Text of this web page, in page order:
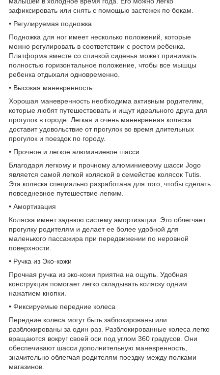
зафиксировать или снять с помощью застежек по бокам.
• Регулируемая подножка
Подножка для ног имеет несколько положений, которые
можно регулировать в соответствии с ростом ребенка.
Платформа вместе со спинкой сиденья может принимать
полностью горизонтальное положение, чтобы все мышцы
ребенка отдыхали одновременно.
• Высокая маневренность
Хорошая маневренность необходима активным родителям,
которые любят путешествовать и ищут идеального друга для
прогулок в городе. Легкая и очень маневренная коляска
доставит удовольствие от прогулок во время длительных
прогулок и поездок по городу.
• Прочное и легкое алюминиевое шасси
Благодаря легкому и прочному алюминиевому шасси Jogo
является самой легкой коляской в семействе колясок Tutis.
Эта коляска специально разработана для того, чтобы сделать
повседневное путешествие легким.
• Амортизация
Коляска имеет заднюю систему амортизации. Это облегчает
прогулку родителям и делает ее более удобной для
маленького пассажира при передвижении по неровной
поверхности.
• Ручка из Эко-кожи
Прочная ручка из эко-кожи приятна на ощупь. Удобная
конструкция помогает легко складывать коляску одним
нажатием кнопки.
• Фиксируемые передние колеса
Передние колеса могут быть заблокированы или
разблокированы за один раз. Разблокированные колеса легко
вращаются вокруг своей оси под углом 360 градусов. Они
обеспечивают шасси дополнительную маневренность,
значительно облегчая родителям поездку между полками
магазинов.